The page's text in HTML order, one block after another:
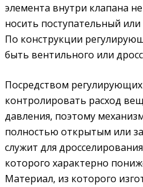
элемента внутри клапана
носить поступательный
По конструкции
быть вентильного или
Посредством
контролировать расход
давления, поэтому
полностью открытым или
служит для
которого характерно
Материал, из которого